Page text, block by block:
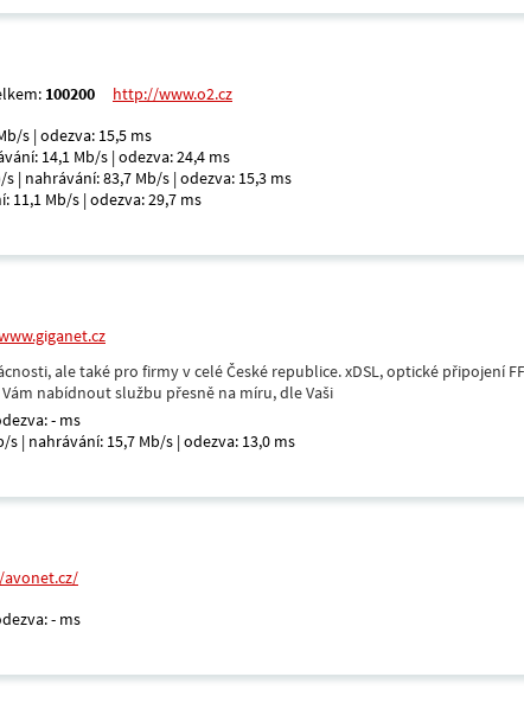
100200
http://www.o2.cz
s | odezva: 15,5 ms
14,1 Mb/s | odezva: 24,4 ms
| nahrávání: 83,7 Mb/s | odezva: 15,3 ms
11,1 Mb/s | odezva: 29,7 ms
ale také pro firmy v celé České republice. xDSL, optické připojení
nabídnout službu přesně na míru, dle Vaši
- ms
s | nahrávání: 15,7 Mb/s | odezva: 13,0 ms
- ms